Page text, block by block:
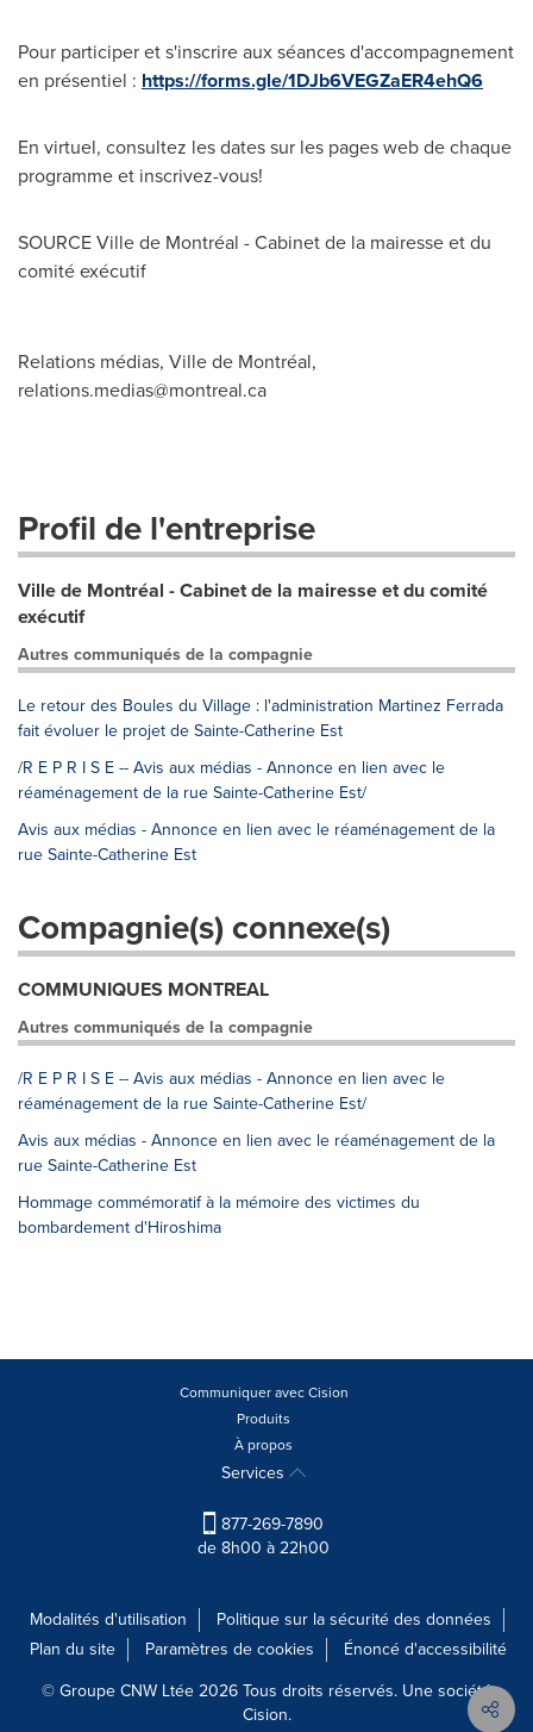
Pour participer et s'inscrire aux séances d'accompagnement
en présentiel : https://forms.gle/1DJb6VEGZaER4ehQ6
En virtuel, consultez les dates sur les pages web de chaque
programme et inscrivez-vous!
SOURCE Ville de Montréal - Cabinet de la mairesse et du
comité exécutif
Relations médias, Ville de Montréal,
relations.medias@montreal.ca
Profil de l'entreprise
Ville de Montréal - Cabinet de la mairesse et du comité
exécutif
Autres communiqués de la compagnie
Le retour des Boules du Village : l'administration Martinez Ferrada
fait évoluer le projet de Sainte-Catherine Est
/R E P R I S E -- Avis aux médias - Annonce en lien avec le
réaménagement de la rue Sainte-Catherine Est/
Avis aux médias - Annonce en lien avec le réaménagement de la
rue Sainte-Catherine Est
Compagnie(s) connexe(s)
COMMUNIQUES MONTREAL
Autres communiqués de la compagnie
/R E P R I S E -- Avis aux médias - Annonce en lien avec le
réaménagement de la rue Sainte-Catherine Est/
Avis aux médias - Annonce en lien avec le réaménagement de la
rue Sainte-Catherine Est
Hommage commémoratif à la mémoire des victimes du
bombardement d'Hiroshima
Communiquer avec Cision
Produits
À propos
Services
877-269-7890
de 8h00 à 22h00
Modalités d'utilisation
Politique sur la sécurité des données
Plan du site
Paramètres de cookies
Énoncé d'accessibilité
© Groupe CNW Ltée 2026 Tous droits réservés. Une société
Cision.